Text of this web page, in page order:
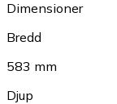
Dimensioner
Bredd
583 mm
Djup